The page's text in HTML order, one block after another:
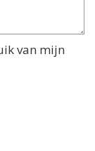
van mijn